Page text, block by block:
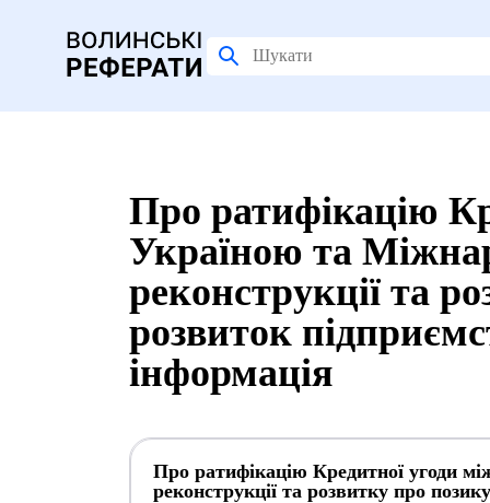
Про ратифікацію
Україною та
реконструкції та
розвиток
інформація
Про ратифікацію Кредитної угоди
реконструкції та розвитку про